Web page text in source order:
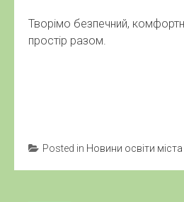
Творімо безпечний,
простір разом.
Posted in Новини освіти міста